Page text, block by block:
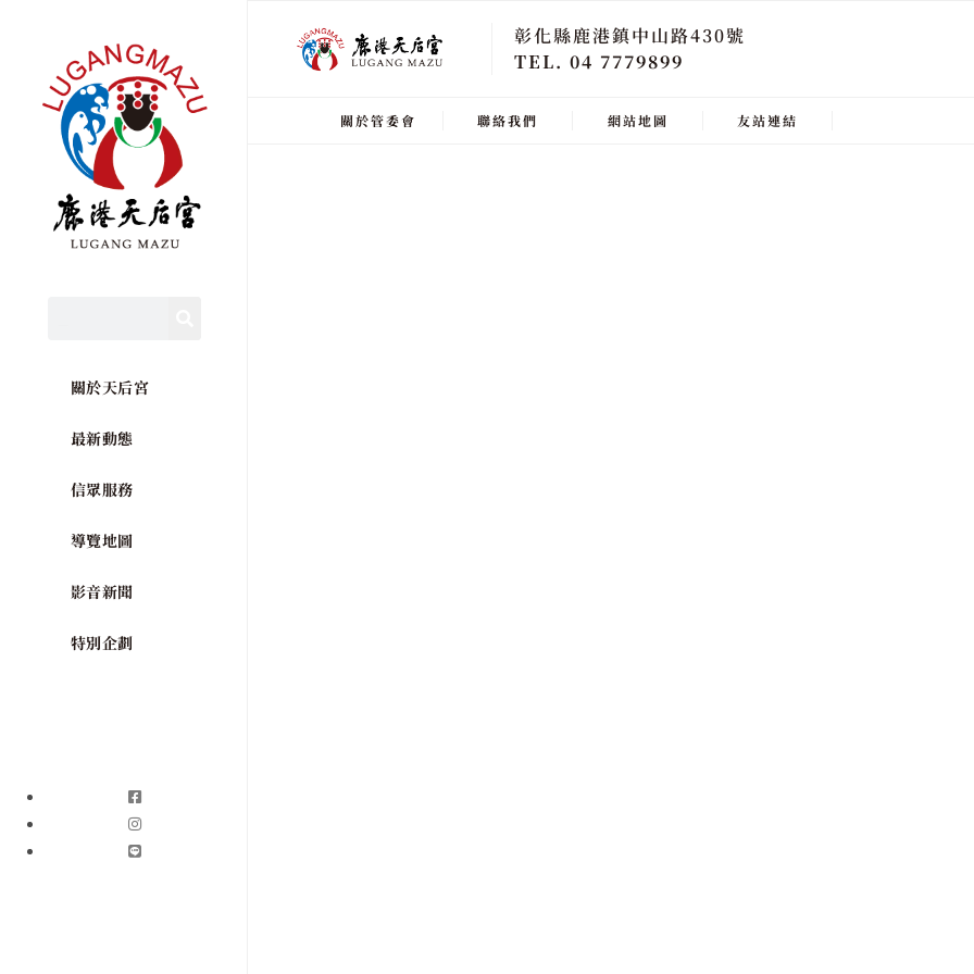
關於天后宮
最新動態
信眾服務
導覽地圖
影音新聞
特別企劃
彰化縣鹿港鎮中山路430號
TEL. 04 7779899
關於管委會 聯絡我們 網站地圖 友站連結